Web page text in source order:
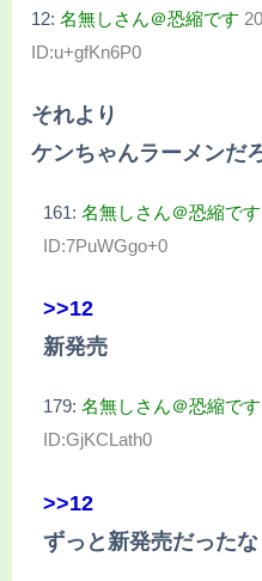
12: 名無しさん＠恐縮です
ID:u+gfKn6P0
それより
ケンちゃんラーメンだ
161: 名無しさん＠恐縮です
ID:7PuWGgo+0
>>12
新発売
179: 名無しさん＠恐縮です
ID:GjKCLath0
>>12
ずっと新発売だったな